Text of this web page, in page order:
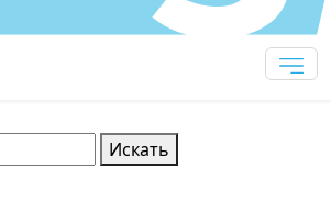
Искать